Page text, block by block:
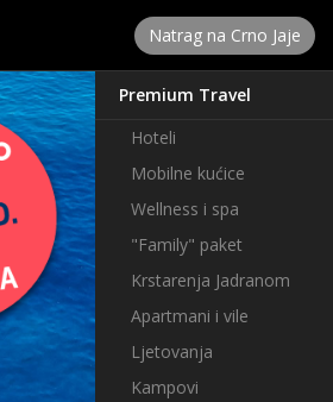
Natrag na Crno Jaje
Premium Travel
Hoteli
Mobilne kućice
Wellness i spa
"Family" paket
Krstarenja Jadranom
Apartmani i vile
Ljetovanja
Kampovi